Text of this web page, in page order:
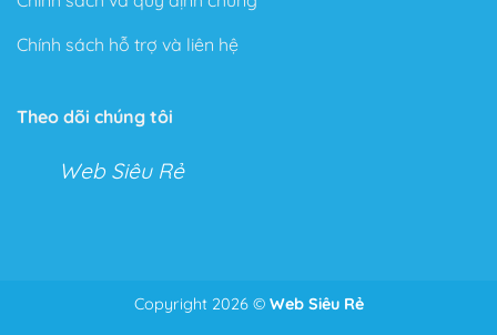
Chính sách hỗ trợ và liên hệ
Theo dõi chúng tôi
Web Siêu Rẻ
Copyright 2026 © Web Siêu Rẻ